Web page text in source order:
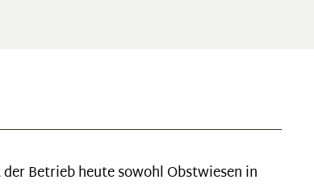
Betrieb heute sowohl Obstwiesen in